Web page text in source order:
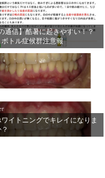
通信】酷暑に起きやすい！？
ボトル症候群注意報
ワイトニングでキレイになりま